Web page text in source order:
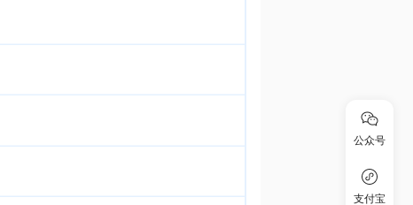
公众号
支付宝